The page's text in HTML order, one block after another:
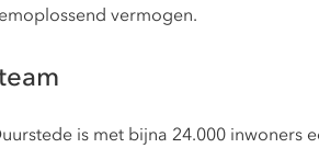
vermogen.
is met bijna 24.000